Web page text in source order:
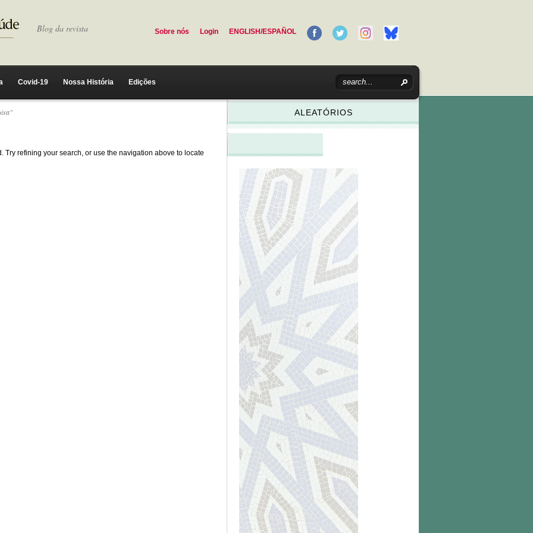
Blog da revista Sobre nós Login ENGLISH/ESPAÑOL
Covid-19 Nossa História Edições
Try refining your search, or use the navigation above to locate
ALEATÓRIOS